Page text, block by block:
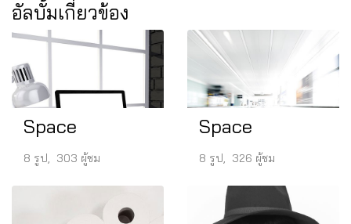
อัลบั้มเกี่ยวข้อง
Space
8 รูป, 303 ผู้ชม
Space
8 รูป, 326 ผู้ชม